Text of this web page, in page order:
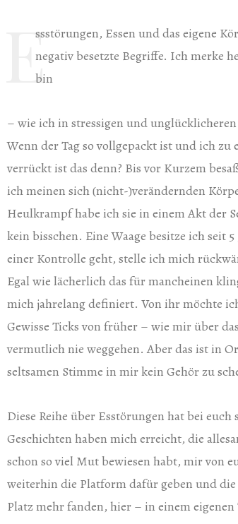
E
ssstörungen, Essen und das eigene
negativ besetzte Begriffe. Ich merke
bin
– wie ich in stressigen und
Wenn der Tag so vollgepackt ist und ich zu
verrückt ist das denn? Bis vor Kurzem
ich meinen sich (nicht-)verändernden
Heulkrampf habe ich sie in einem Akt der
kein bisschen. Eine Waage besitze ich seit
einer Kontrolle geht, stelle ich mich
Egal wie lächerlich das für mancheinen
mich jahrelang definiert. Von ihr möchte
Gewisse Ticks von früher – wie mir über
vermutlich nie weggehen. Aber das ist in
seltsamen Stimme in mir kein Gehör zu
Diese Reihe über Esstörungen hat bei
Geschichten haben mich erreicht, die
schon so viel Mut bewiesen habt, mir von
weiterhin die Platform dafür geben und
Platz mehr fanden, hier – in einem